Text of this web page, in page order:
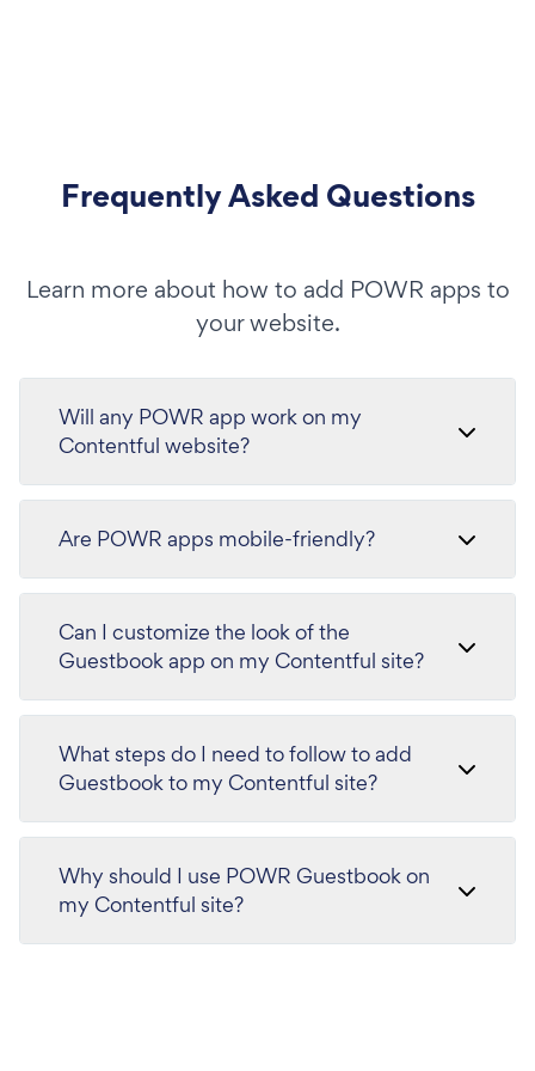
Frequently Asked Questions
Learn more about how to add POWR apps to
your website.
Will any POWR app work on my
Contentful website?
Are POWR apps mobile-friendly?
Can I customize the look of the
Guestbook app on my Contentful site?
What steps do I need to follow to add
Guestbook to my Contentful site?
Why should I use POWR Guestbook on
my Contentful site?